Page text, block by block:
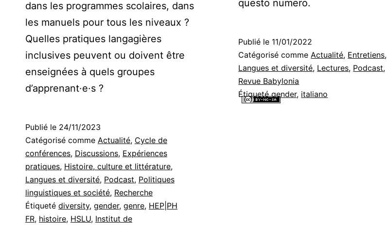
dans les programmes scolaires, dans
les manuels pour tous les niveaux ?
Quelles pratiques langagières
inclusives peuvent ou doivent être
enseignées à quels groupes
d’apprenant·e·s ?
Publié le 24/11/2023
Catégorisé comme Actualité, Cycle de
conférences, Discussions, Expériences
pratiques, Histoire, culture et littérature,
Langues et diversité, Podcast, Politiques
linguistiques et société, Recherche
Étiqueté diversity, gender, genre, HEP|PH
FR, histoire, HSLU, Institut de
questo numero.
Publié le 11/01/2022
Catégorisé comme Actualité, Entretiens,
Langues et diversité, Lectures, Podcast,
Revue Babylonia
Étiquetégender, italiano